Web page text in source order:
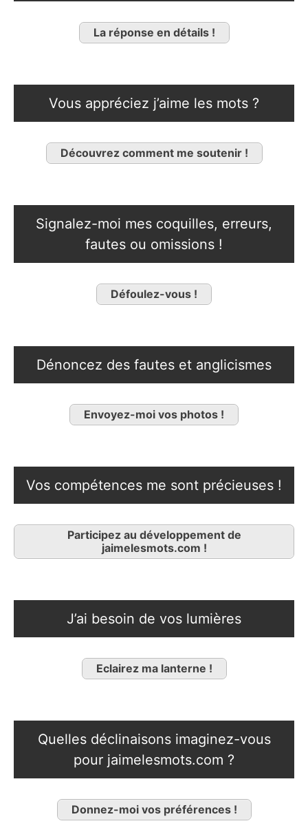
La réponse en détails !
Vous appréciez j’aime les mots ?
Découvrez comment me soutenir !
Signalez-moi mes coquilles, erreurs,
fautes ou omissions !
Défoulez-vous !
Dénoncez des fautes et anglicismes
Envoyez-moi vos photos !
Vos compétences me sont précieuses !
Participez au développement de
jaimelesmots.com !
J’ai besoin de vos lumières
Eclairez ma lanterne !
Quelles déclinaisons imaginez-vous
pour jaimelesmots.com ?
Donnez-moi vos préférences !